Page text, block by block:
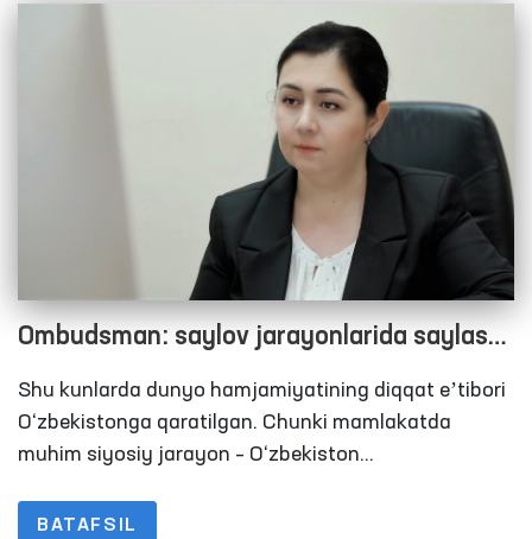
hamda aholi murojaatlari bilan ishlash bo‘yicha yangi
talab va mexanizmlar joriy etildi.
Ombudsman: saylov jarayonlarida saylash
huquqiga ega mahkumlarga ham barcha
sharoitlar yaratilishi zarur
Shu kunlarda dunyo hamjamiyatining diqqat eʼtibori
O‘zbekistonga qaratilgan. Chunki mamlakatda
muhim siyosiy jarayon – O‘zbekiston
start berildi. Mamlakatning keyingi besh yillik taqdiri
BATAFSIL